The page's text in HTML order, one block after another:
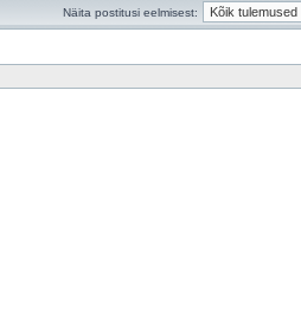
Näita postitusi eelmisest: